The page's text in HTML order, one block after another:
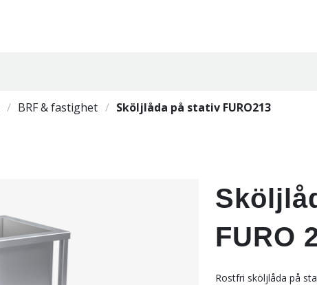
BRF & fastighet Sköljlåda på stativ FURO213
FURO
Rostfri sköljlåda på